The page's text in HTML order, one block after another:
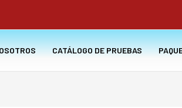
CATÁLOGO DE PRUEBAS